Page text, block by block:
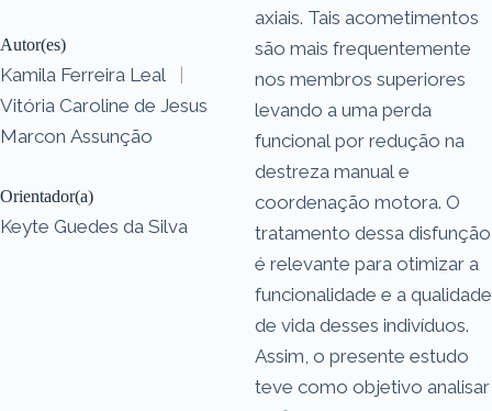
Autor(es)
Kamila Ferreira Leal
|
Vitória Caroline de Jesus
Marcon Assunção
Orientador(a)
Keyte Guedes da Silva
axiais. Tais acometimentos
são mais frequentemente
nos membros superiores
levando a uma perda
funcional por redução na
destreza manual e
coordenação motora. O
tratamento dessa disfunção
é relevante para otimizar a
funcionalidade e a qualidade
de vida desses indivíduos.
Assim, o presente estudo
teve como objetivo analisar